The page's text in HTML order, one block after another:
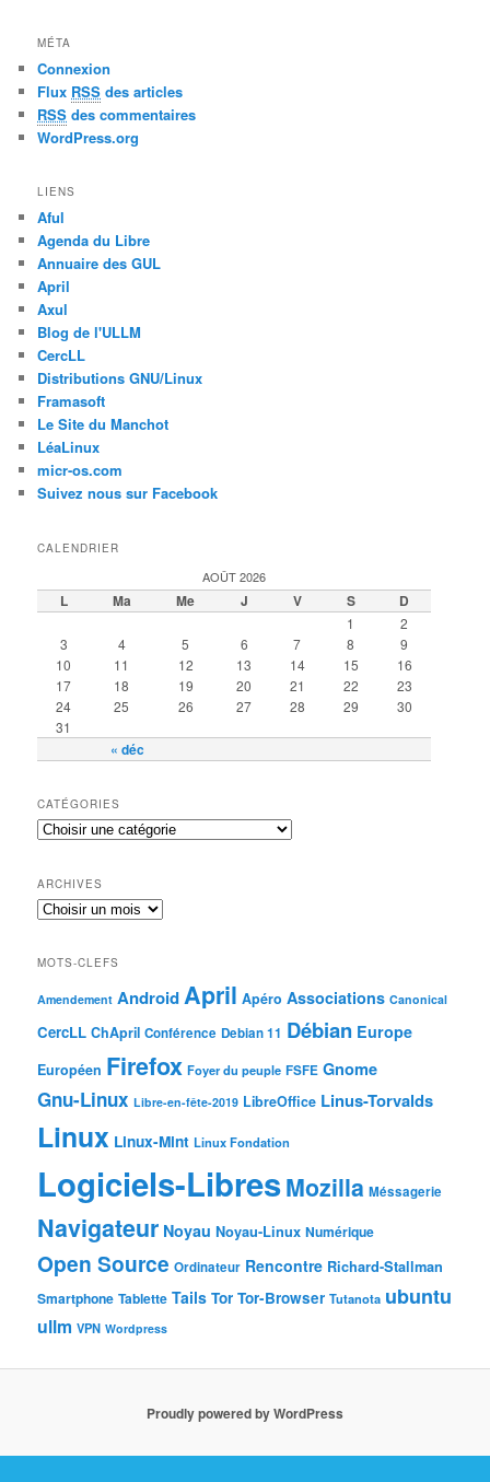
MÉTA
Connexion
Flux RSS des articles
RSS des commentaires
WordPress.org
LIENS
Aful
Agenda du Libre
Annuaire des GUL
April
Axul
Blog de l'ULLM
CercLL
Distributions GNU/Linux
Framasoft
Le Site du Manchot
LéaLinux
micr-os.com
Suivez nous sur Facebook
CALENDRIER
AOÛT 2026
L Ma Me J V S D
« déc
1
2
3
4 5 6 7 8
9
10
11 12 13 14 15
16
17
18 19 20 21 22
23
24
25 26 27 28 29
30
31
CATÉGORIES
ARCHIVES
MOTS-CLEFS
Amendement AndroidApril Apéro Associations Canonical
CercLL ChApril Conférence Debian 11 Débian Europe
Européen Firefox Foyer du peuple FSFE Gnome
Gnu-Linux Libre-en-fête-2019 LibreOffice Linus-Torvalds
Linux Linux-Mint Linux Fondation
Logiciels-LibresMozilla Méssagerie
Navigateur Noyau Noyau-Linux Numérique
Open Source Ordinateur Rencontre Richard-Stallman
Smartphone Tablette Tails Tor Tor-Browser Tutanota ubuntu
ullm VPN Wordpress
Proudly powered by WordPress